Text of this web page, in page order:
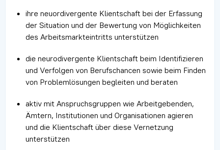
ihre neuordivergente Klientschaft bei der Erfassung
der Situation und der Bewertung von Möglichkeiten
des Arbeitsmarkteintritts unterstützen
die neurodivergente Klientschaft beim Identifizieren
und Verfolgen von Berufschancen sowie beim Finden
von Problemlösungen begleiten und beraten
aktiv mit Anspruchsgruppen wie Arbeitgebenden,
Ämtern, Institutionen und Organisationen agieren
und die Klientschaft über diese Vernetzung
unterstützen